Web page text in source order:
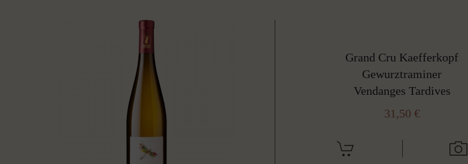
Grand Cru Kaefferkopf
Gewurztraminer
Vendanges Tardives
31,50 €